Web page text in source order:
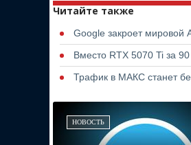
Читайте также
Google закроет мировой
Вместо RTX 5070 Ti за
Трафик в МАКС станет
НОВОСТЬ